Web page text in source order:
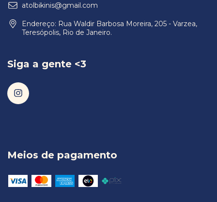
atolbikinis@gmail.com
Endereço: Rua Waldir Barbosa Moreira, 205 - Varzea,
Teresópolis, Rio de Janeiro.
Siga a gente <3
Meios de pagamento